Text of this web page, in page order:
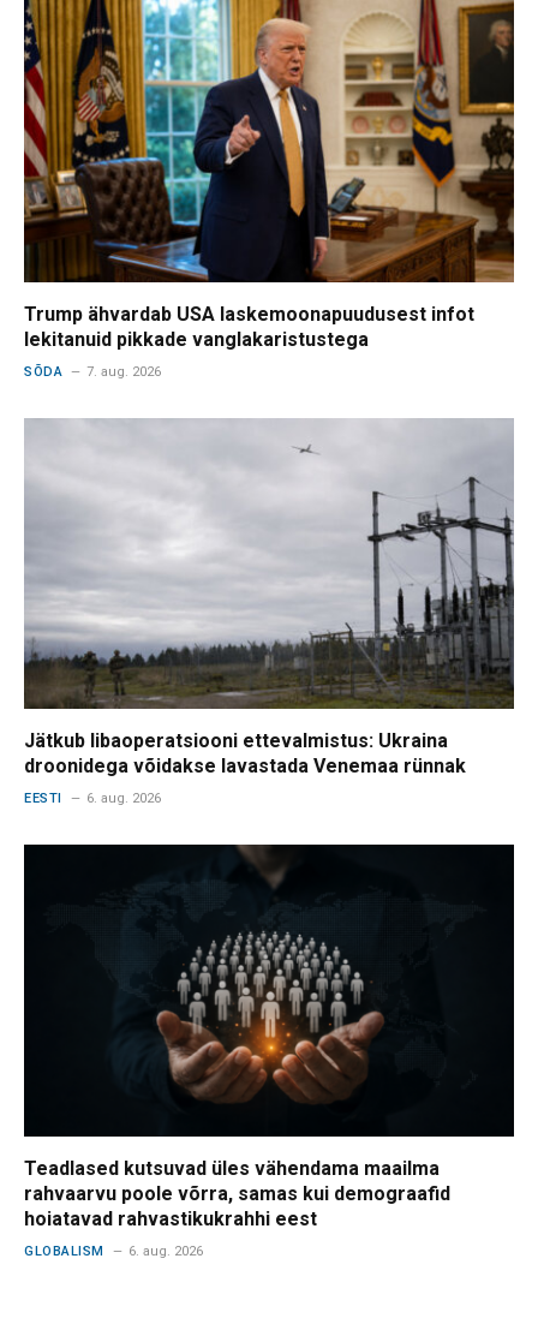
Trump ähvardab USA laskemoonapuudusest infot
lekitanuid pikkade vanglakaristustega
SÕDA 7. aug. 2026
Jätkub libaoperatsiooni ettevalmistus: Ukraina
droonidega võidakse lavastada Venemaa rünnak
EESTI 6. aug. 2026
Teadlased kutsuvad üles vähendama maailma
rahvaarvu poole võrra, samas kui demograafid
hoiatavad rahvastikukrahhi eest
GLOBALISM 6. aug. 2026